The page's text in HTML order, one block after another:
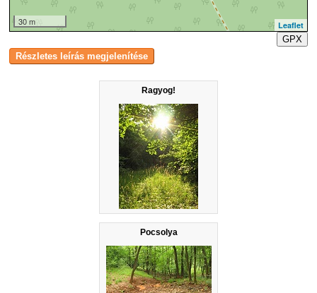
Ragyog!
Pocsolya
30 m
Leaflet
GPX